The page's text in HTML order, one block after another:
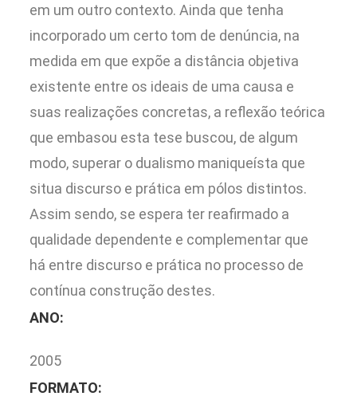
em um outro contexto. Ainda que tenha
incorporado um certo tom de denúncia, na
medida em que expõe a distância objetiva
existente entre os ideais de uma causa e
suas realizações concretas, a reflexão teórica
que embasou esta tese buscou, de algum
modo, superar o dualismo maniqueísta que
situa discurso e prática em pólos distintos.
Assim sendo, se espera ter reafirmado a
qualidade dependente e complementar que
há entre discurso e prática no processo de
contínua construção destes.
ANO:
2005
FORMATO: